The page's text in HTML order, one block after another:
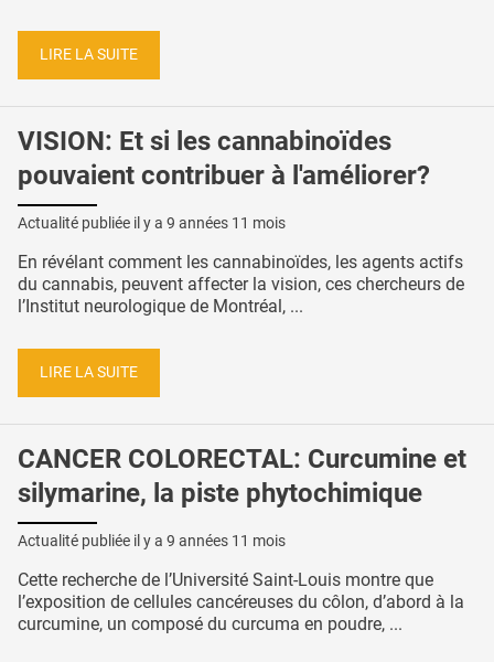
LIRE LA SUITE
VISION: Et si les cannabinoïdes
pouvaient contribuer à l'améliorer?
Actualité publiée il y a 9 années 11 mois
En révélant comment les cannabinoïdes, les agents actifs
du cannabis, peuvent affecter la vision, ces chercheurs de
l’Institut neurologique de Montréal, ...
LIRE LA SUITE
CANCER COLORECTAL: Curcumine et
silymarine, la piste phytochimique
Actualité publiée il y a 9 années 11 mois
Cette recherche de l’Université Saint-Louis montre que
l’exposition de cellules cancéreuses du côlon, d’abord à la
curcumine, un composé du curcuma en poudre, ...